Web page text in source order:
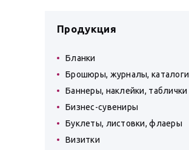
Продукция
Бланки
Брошюры, журналы, каталоги
Баннеры, наклейки, таблички
Бизнес-сувениры
Буклеты, листовки, флаеры
Визитки